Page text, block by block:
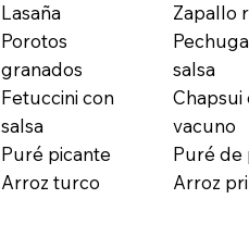
Lasaña
Porotos
granados
Fetuccini con
salsa
Puré picante
Arroz turco
Zapallo
salsa
Chapsui
vacuno
Puré de
Arroz